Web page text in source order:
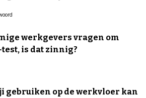
werkgevers vragen om
test, is dat zinnig?
gebruiken op de werkvloer kan